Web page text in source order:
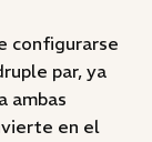
configurarse
par, ya
ambas
en el